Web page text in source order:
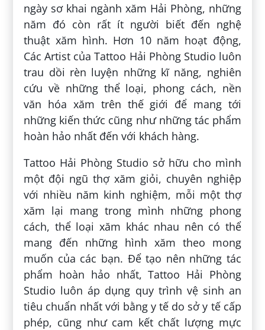
ngày sơ khai ngành xăm Hải Phòng, những
năm đó còn rất ít người biết đến nghệ
thuật xăm hình. Hơn 10 năm hoạt động,
Các Artist của Tattoo Hải Phòng Studio luôn
trau dồi rèn luyện những kĩ năng, nghiên
cứu về những thể loại, phong cách, nền
văn hóa xăm trên thế giới để mang tới
những kiến thức cũng như những tác phẩm
hoàn hảo nhất đến với khách hàng.
Tattoo Hải Phòng Studio sở hữu cho mình
một đội ngũ thợ xăm giỏi, chuyên nghiệp
với nhiều năm kinh nghiệm, mỗi một thợ
xăm lại mang trong mình những phong
cách, thể loại xăm khác nhau nên có thể
mang đến những hình xăm theo mong
muốn của các bạn. Để tạo nên những tác
phẩm hoàn hảo nhất, Tattoo Hải Phòng
Studio luôn áp dụng quy trình vệ sinh an
tiêu chuẩn nhất với bằng y tế do sở y tế cấp
phép, cũng như cam kết chất lượng mực